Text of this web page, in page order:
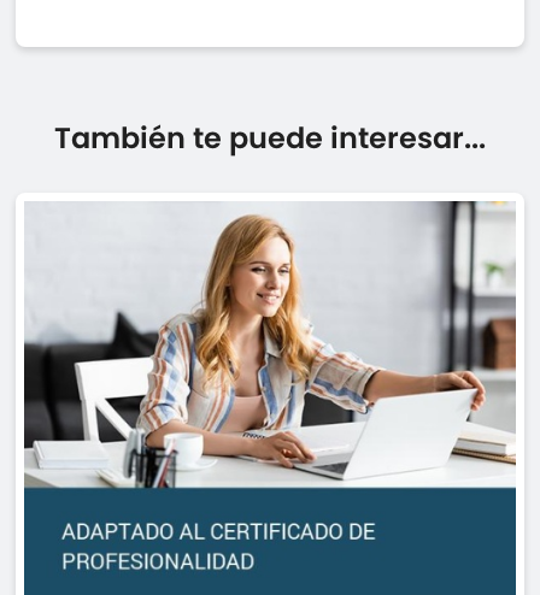
También te puede interesar...